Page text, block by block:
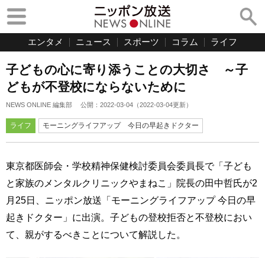
エンタメ ニュース スポーツ コラム ライフ
子どもの心に寄り添うことの大切さ ～子
どもが不登校にならないために
NEWS ONLINE 編集部 公開： 2022-03-04 （2022-03-04更新）
ライフ モーニングライフアップ 今日の早起きドクター
東京都医師会・学校精神保健検討委員会委員長で「子ども
と家族のメンタルクリニックやまねこ」院長の田中哲氏が2
月25日、ニッポン放送「モーニングライフアップ 今日の早
起きドクター」に出演。子どもの登校拒否と不登校におい
て、親がするべきことについて解説した。